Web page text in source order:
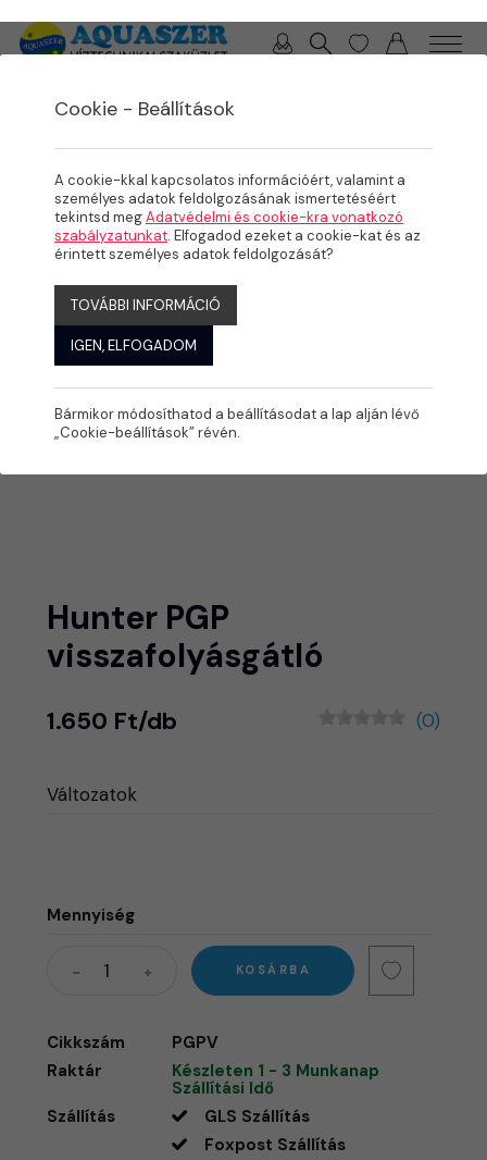
Hunter PGP
visszafolyásgátló
1.650 Ft/db (0)
Változatok
Mennyiség
KOSÁRBA
Cikkszám
PGPV
Raktár
Készleten 1 - 3 Munkanap
Szállítási Idő
Szállítás
GLS Szállítás
Foxpost Szállítás
Cookie - Beállítások
A cookie-kkal kapcsolatos információért, valamint a
személyes adatok feldolgozásának ismertetéséért
tekintsd megAdatvédelmi és cookie-kra vonatkozó
szabályzatunkat. Elfogadod ezeket a cookie-kat és az
érintett személyes adatok feldolgozását?
TOVÁBBI INFORMÁCIÓ
IGEN, ELFOGADOM
Bármikor módosíthatod a beállításodat a lap alján lévő
„Cookie-beállítások” révén.